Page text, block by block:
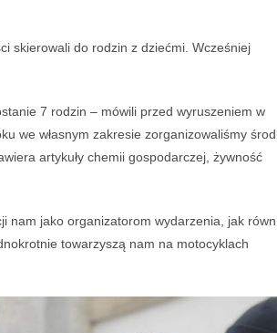
skierowali do rodzin z dziećmi. Wcześniej
7 rodzin – mówili przed wyruszeniem w
we własnym zakresie zorganizowaliśmy
artykuły chemii gospodarczej, żywność
nam jako organizatorom wydarzenia, jak
towarzyszą nam na motocyklach